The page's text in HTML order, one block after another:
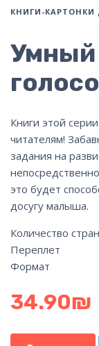
КНИГИ-КАРТОНКИ
Умный
Книги этой
читателям!
задания на
это будет
досугу малыша.
Количество
Переплет
Формат
34.90₪